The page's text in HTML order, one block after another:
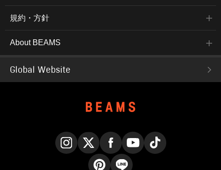
規約・方針
About BEAMS
Global Website